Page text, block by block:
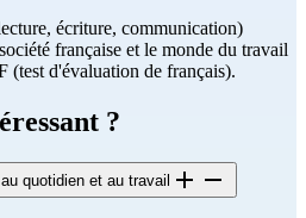
écriture, communication)
française et le monde du travail
(test d'évaluation de français).
?
quotidien et au travail